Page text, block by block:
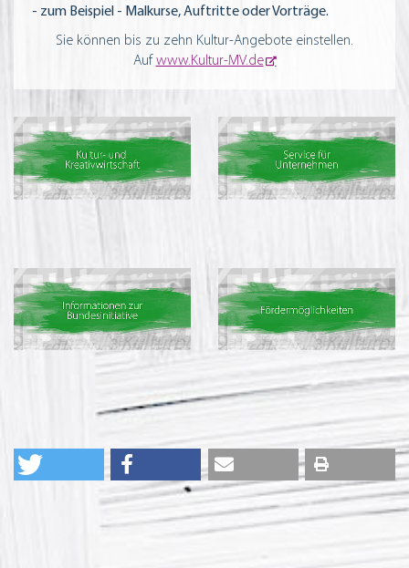
- zum Beispiel - Malkurse, Auftritte oder Vorträge.
Sie können bis zu zehn Kultur-Angebote einstellen.
Auf www.Kultur-MV.de